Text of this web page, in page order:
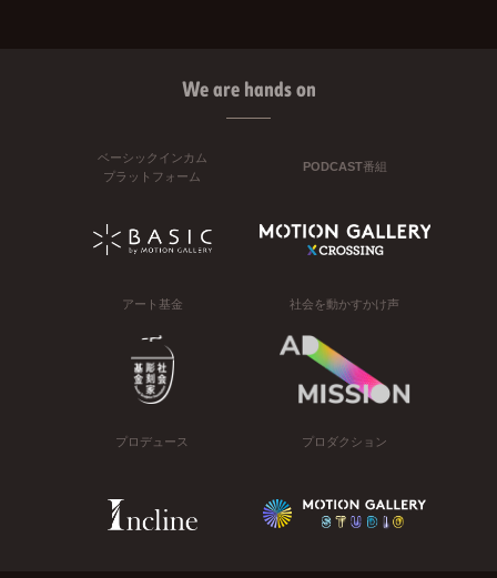
We are hands on
ベーシックインカム
プラットフォーム
PODCAST番組
アート基金 社会を動かすかけ声
プロデュース プロダクション